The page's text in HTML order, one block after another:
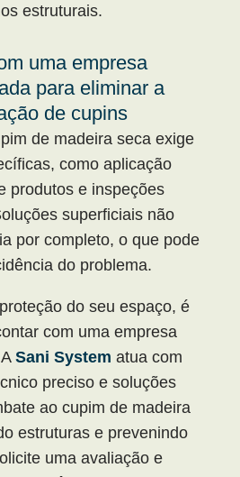
estruturais.
uma empresa
para eliminar a
de cupins
de madeira seca exige
como aplicação
produtos e inspeções
superficiais não
por completo, o que pode
do problema.
do seu espaço, é
com uma empresa
Sani System atua com
preciso e soluções
ao cupim de madeira
estruturas e prevenindo
uma avaliação e